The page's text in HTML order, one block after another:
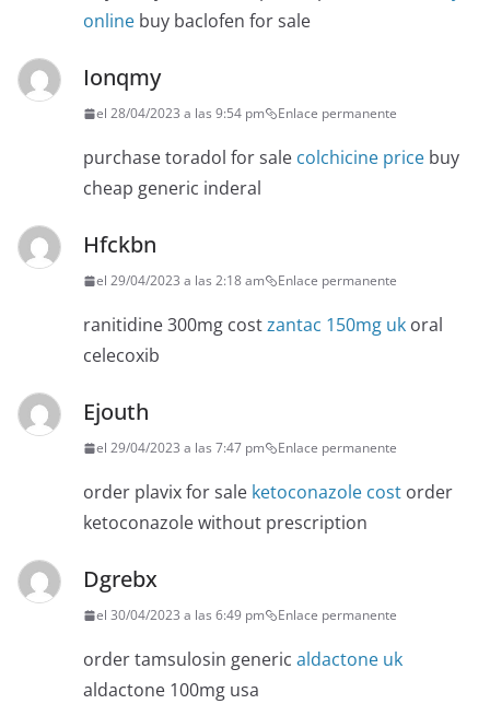
online buy baclofen for sale
Ionqmy
el 28/04/2023 a las 9:54 pm Enlace permanente
purchase toradol for sale colchicine price buy
cheap generic inderal
Hfckbn
el 29/04/2023 a las 2:18 am Enlace permanente
ranitidine 300mg costzantac 150mg uk oral
celecoxib
Ejouth
el 29/04/2023 a las 7:47 pm Enlace permanente
order plavix for sale ketoconazole cost order
ketoconazole without prescription
Dgrebx
el 30/04/2023 a las 6:49 pm Enlace permanente
order tamsulosin generic aldactone uk
aldactone 100mg usa